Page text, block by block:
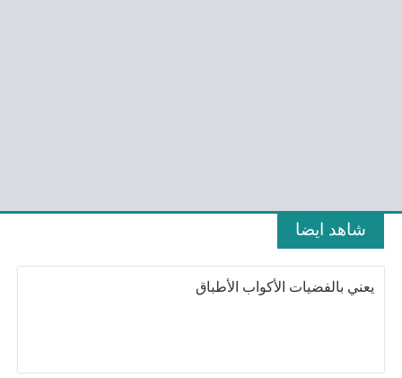
شاهد ايضا
يعني بالفضيات الأكواب الأطباق